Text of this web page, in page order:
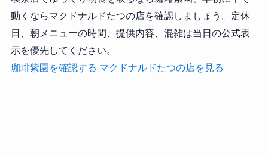
動くならマクドナルドたつの店を確認しましょう。定休
日、朝メニューの時間、提供内容、混雑は当日の公式表
示を優先してください。
珈琲紫園を確認する マクドナルドたつの店を見る